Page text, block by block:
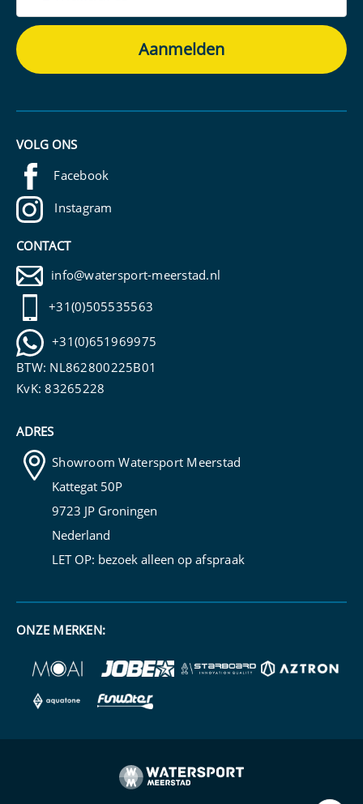
VOLG ONS
Facebook
Instagram
CONTACT
info@watersport-meerstad.nl
+31(0)505535563
+31(0)651969975
BTW: NL862800225B01
KvK: 83265228
ADRES
Showroom Watersport Meerstad
Kattegat 50P
9723 JP Groningen
Nederland
LET OP: bezoek alleen op afspraak
ONZE MERKEN: